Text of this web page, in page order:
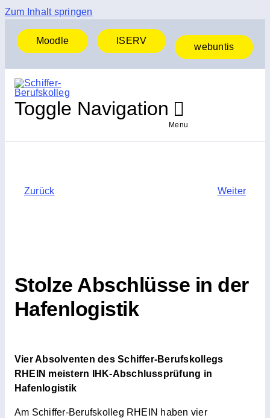
Zum Inhalt springen
Moodle ISERV
webuntis
Toggle Navigation
Aktuelles & News
Duales Studium
Kontakt
Menu
Zurück Weiter
Stolze Abschlüsse in der
Hafenlogistik
Vier Absolventen des Schiffer-Berufskollegs
RHEIN meistern IHK-Abschlussprüfung in
Hafenlogistik
Am Schiffer-Berufskolleg RHEIN haben vier